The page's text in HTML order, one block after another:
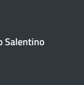
Salentino